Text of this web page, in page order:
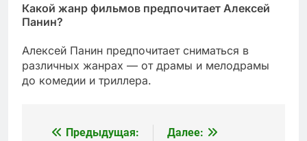
Какой жанр фильмов предпочитает Алексей
Панин?
Алексей Панин предпочитает сниматься в
различных жанрах — от драмы и мелодрамы
до комедии и триллера.
Навигация
Предыдущая:
Далее: